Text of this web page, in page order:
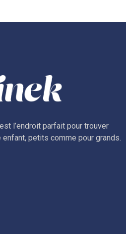
l’endroit parfait pour trouver
enfant, petits comme pour grands.